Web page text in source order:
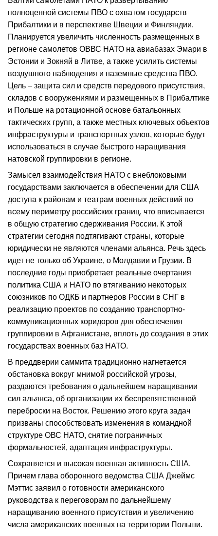
полноценной системы ПВО с охватом государств
Прибалтики и в перспективе Швеции и Финляндии.
Планируется увеличить численность размещенных в
регионе самолетов ОВВС НАТО на авиабазах Эмари в
Эстонии и Зокняй в Литве, а также усилить системы
воздушного наблюдения и наземные средства ПВО.
Цель – защита сил и средств передового присутствия,
складов с вооружениями и размещенных в Прибалтике
и Польше на ротационной основе батальонных
тактических групп, а также местных ключевых объектов
инфраструктуры и транспортных узлов, которые будут
использоваться в случае быстрого наращивания
натовской группировки в регионе.
Замысел взаимодействия НАТО с внеблоковыми
государствами заключается в обеспечении для США
доступа к районам и театрам военных действий по
всему периметру российских границ, что вписывается
в общую стратегию сдерживания России. К этой
стратегии сегодня подтягивают страны, которые
юридически не являются членами альянса. Речь здесь
идет не только об Украине, о Молдавии и Грузии. В
последние годы приобретает реальные очертания
политика США и НАТО по втягиванию некоторых
союзников по ОДКБ и партнеров России в СНГ в
реализацию проектов по созданию транспортно-
коммуникационных коридоров для обеспечения
группировки в Афганистане, вплоть до создания в этих
государствах военных баз НАТО.
В преддверии саммита традиционно нагнетается
обстановка вокруг мнимой российской угрозы,
раздаются требования о дальнейшем наращивании
сил альянса, об организации их беспрепятственной
переброски на Восток. Решению этого круга задач
призваны способствовать изменения в командной
структуре ОВС НАТО, снятие пограничных
формальностей, адаптация инфраструктуры.
Сохраняется и высокая военная активность США.
Причем глава оборонного ведомства США Джеймс
Мэттис заявил о готовности американского
руководства к переговорам по дальнейшему
наращиванию военного присутствия и увеличению
числа американских военных на территории Польши.